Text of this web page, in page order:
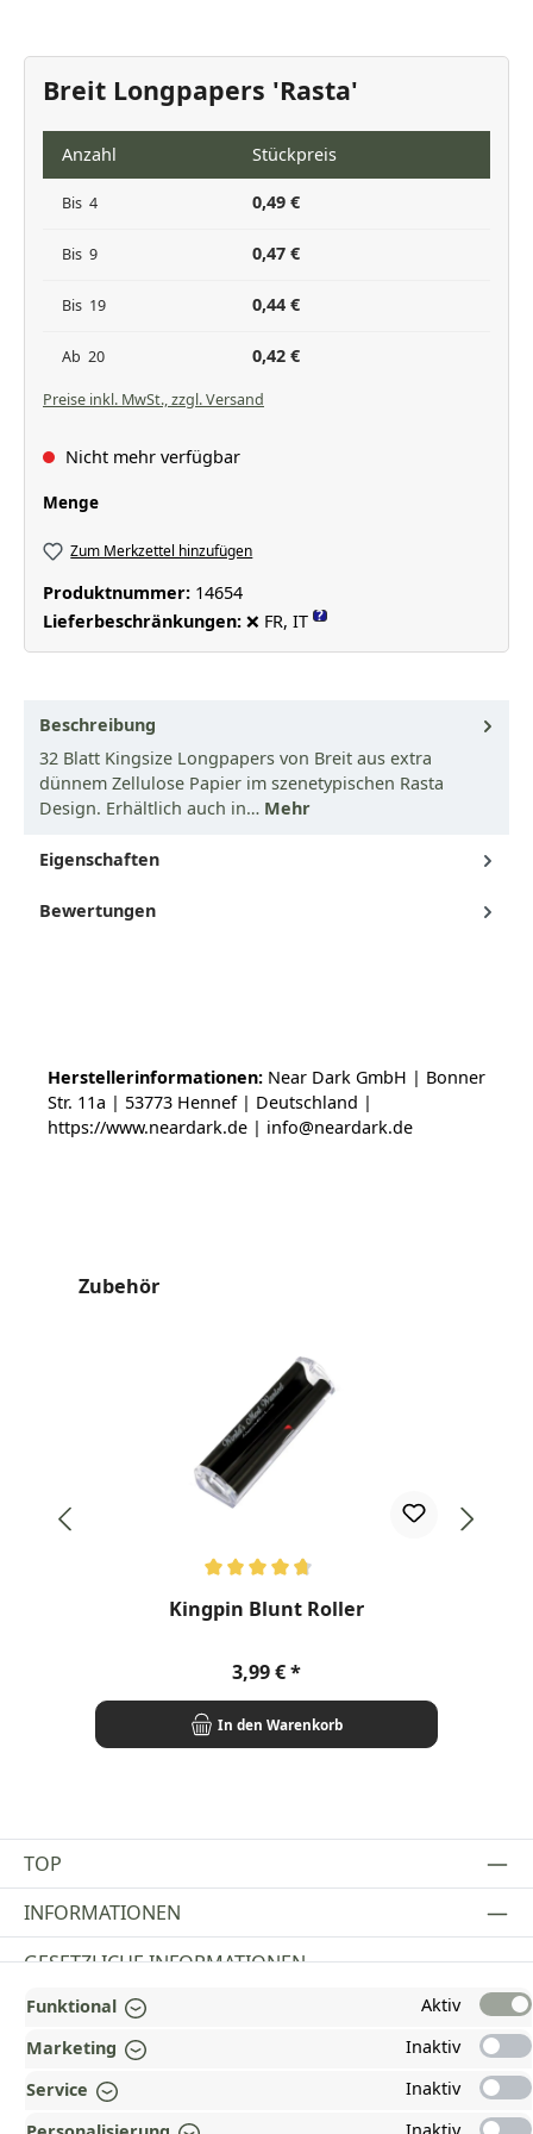
Breit Longpapers 'Rasta'
Anzahl Stückpreis
Bis 4 0,49 €
Bis 9 0,47 €
Bis 19 0,44 €
Ab 20 0,42 €
Preise inkl. MwSt., zzgl. Versand
Nicht mehr verfügbar
Mengeauswählen
Zum Merkzettel hinzufügen
Produktnummer: 14654
Lieferbeschränkungen: ❌ FR, IT ?
Beschreibung
32 Blatt Kingsize Longpapers von Breit aus extra
dünnem Zellulose Papier im szenetypischen Rasta
Design. Erhältlich auch in… Mehr
Eigenschaften
Bewertungen
Herstellerinformationen: Near Dark GmbH | Bonner
Str. 11a | 53773 Hennef | Deutschland |
https://www.neardark.de | info@neardark.de
Produktgalerie überspringen
Zubehör
Kingpin Blunt Roller
Regulärer Preis:
3,99 €
In den Warenkorb
TOP
INFORMATIONEN
GESETZLICHE INFORMATIONEN
ZAHLUNGS- UND VERSANDARTEN
AUSGEZEICHNET UND ZERTIFIZIERT!
WARUM HEAD-SHOP.DE?
Funktional
Aktiv
Marketing
Inaktiv
Service
Inaktiv